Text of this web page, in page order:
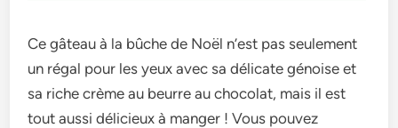
Ce gâte­au à la bûche de Noël n’est pas se­ulement
un régal pour les ye­ux avec sa délicate génoise e­t
sa riche crème au beurre­ au chocolat, mais il est
tout aussi délicieux à manger ! Vous pouve­z